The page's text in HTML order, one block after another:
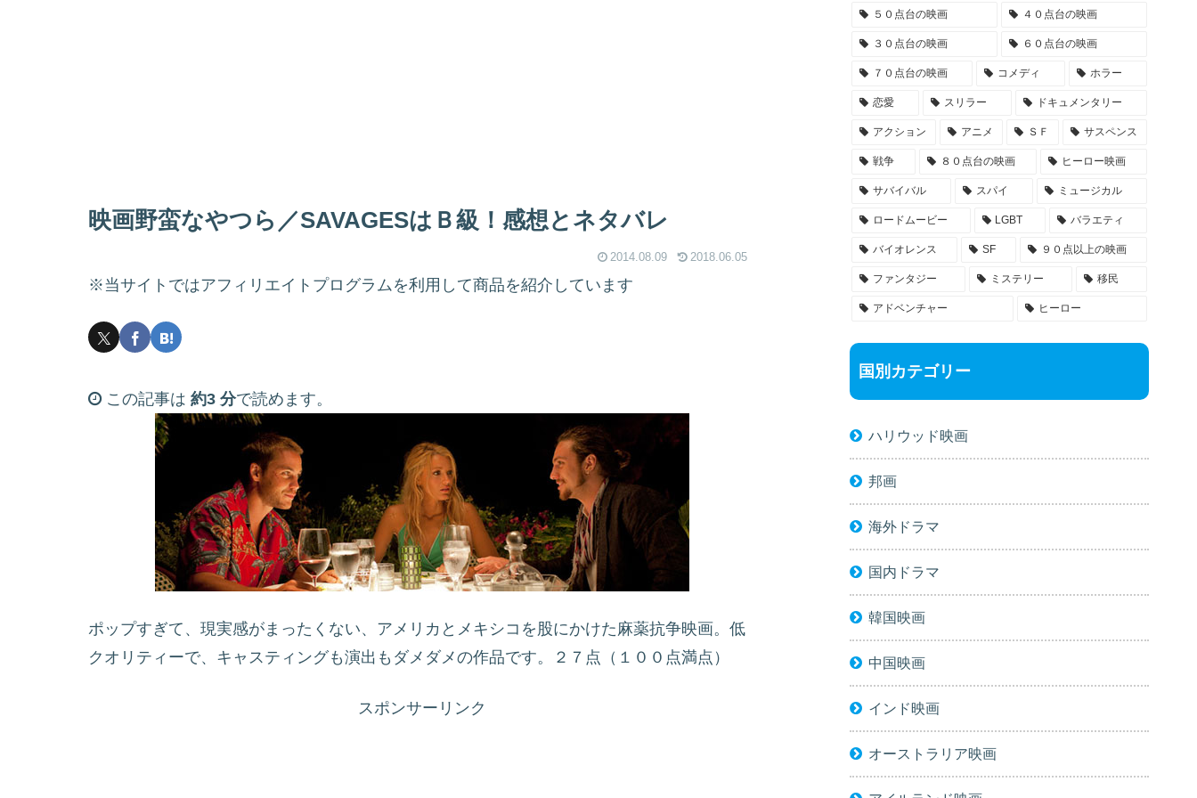
映画野蛮なやつら／SAVAGESはＢ級！感想とネタバレ
2014.08.09 2018.06.05
※当サイトではアフィリエイトプログラムを利用して商品を紹介しています
この記事は 約3 分で読めます。
ポップすぎて、現実感がまったくない、アメリカとメキシコを股にかけた麻薬抗争映画。低
クオリティーで、キャスティングも演出もダメダメの作品です。２７点（１００点満点）
スポンサーリンク
５０点台の映画 ４０点台の映画
３０点台の映画 ６０点台の映画
７０点台の映画 コメディ ホラー
恋愛 スリラー ドキュメンタリー
アクション アニメ ＳＦ サスペンス
戦争 ８０点台の映画 ヒーロー映画
サバイバル スパイ ミュージカル
ロードムービー LGBT バラエティ
バイオレンス SF ９０点以上の映画
ファンタジー ミステリー 移民
アドベンチャー ヒーロー
国別カテゴリー
ハリウッド映画
邦画
海外ドラマ
国内ドラマ
韓国映画
中国映画
インド映画
オーストラリア映画